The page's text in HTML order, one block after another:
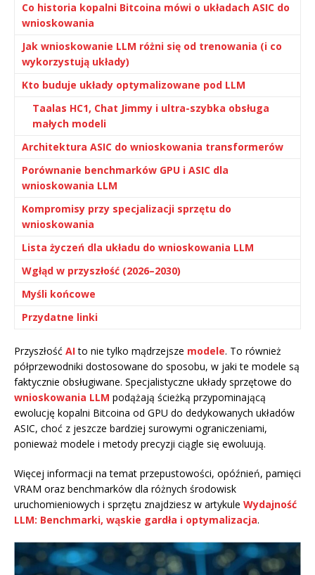
Co historia kopalni Bitcoina mówi o układach ASIC do
wnioskowania
Jak wnioskowanie LLM różni się od trenowania (i co
wykorzystują układy)
Kto buduje układy optymalizowane pod LLM
Taalas HC1, Chat Jimmy i ultra-szybka obsługa
małych modeli
Architektura ASIC do wnioskowania transformerów
Porównanie benchmarków GPU i ASIC dla
wnioskowania LLM
Kompromisy przy specjalizacji sprzętu do
wnioskowania
Lista życzeń dla układu do wnioskowania LLM
Wgłąd w przyszłość (2026–2030)
Myśli końcowe
Przydatne linki
Przyszłość AIto nie tylko mądrzejsze modele. To również
półprzewodniki dostosowane do sposobu, w jaki te modele są
faktycznie obsługiwane. Specjalistyczne układy sprzętowe do
wnioskowania LLM podążają ścieżką przypominającą
ewolucję kopalni Bitcoina od GPU do dedykowanych układów
ASIC, choć z jeszcze bardziej surowymi ograniczeniami,
ponieważ modele i metody precyzji ciągle się ewoluują.
Więcej informacji na temat przepustowości, opóźnień, pamięci
VRAM oraz benchmarków dla różnych środowisk
uruchomieniowych i sprzętu znajdziesz w artykule Wydajność
LLM: Benchmarki, wąskie gardła i optymalizacja.